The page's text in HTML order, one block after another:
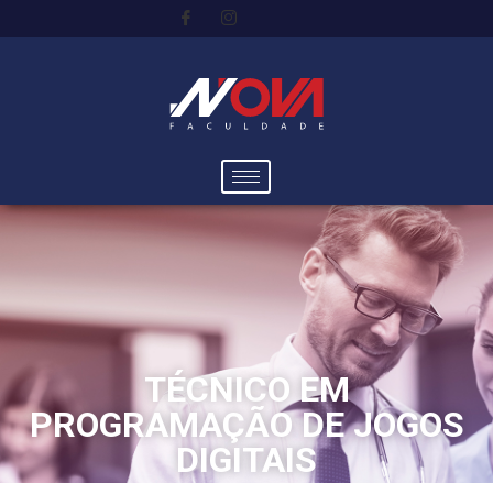
TÉCNICO EM
PROGRAMAÇÃO DE JOGOS
DIGITAIS